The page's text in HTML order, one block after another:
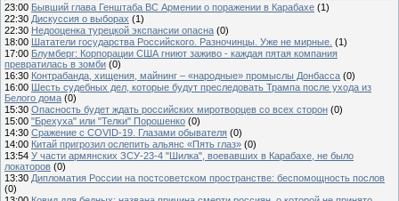
23:00 Бывший глава Генштаба ВС Армении о поражении в Карабахе (1)
22:30 Дискуссия о выборах (1)
22:30 Недооценка турецкой экспансии опасна (0)
18:00 Шататели государства Российского. Разночинцы. Уже не мирные. (1)
17:00 Блумберг: Корпорации США гниют заживо - каждая пятая компания
превратилась в зомби (0)
16:30 Контрабанда, хищения, майнинг – «народные» промыслы Донбасса (0)
16:00 Шесть судебных дел, которые будут преследовать Трампа после ухода из
Белого дома (0)
15:30 Опасность будет ждать российских миротворцев со всех сторон (0)
15:00 "Брехуха" или "Телки" Порошенко (0)
14:30 Сражение с COVID-19. Глазами обывателя (0)
14:00 Китай пригрозил ослепить альянс «Пять глаз» (0)
13:54 У части армянских ЗСУ-23-4 "Шилка", воевавших в Карабахе, не было
локаторов (0)
13:30 Дипломатия России на постсоветском пространстве: беспомощность послов
(0)